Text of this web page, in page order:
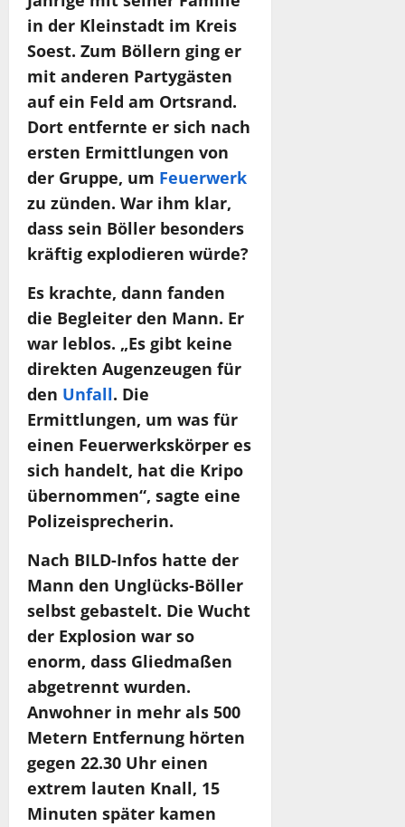
in der Kleinstadt im Kreis
Soest. Zum Böllern ging er
mit anderen Partygästen
auf ein Feld am Ortsrand.
Dort entfernte er sich nach
ersten Ermittlungen von
der Gruppe, um Feuerwerk
zu zünden. War ihm klar,
dass sein Böller besonders
kräftig explodieren würde?
Es krachte, dann fanden
die Begleiter den Mann. Er
war leblos. „Es gibt keine
direkten Augenzeugen für
den Unfall. Die
Ermittlungen, um was für
einen Feuerwerkskörper es
sich handelt, hat die Kripo
übernommen“, sagte eine
Polizeisprecherin.
Nach BILD-Infos hatte der
Mann den Unglücks-Böller
selbst gebastelt. Die Wucht
der Explosion war so
enorm, dass Gliedmaßen
abgetrennt wurden.
Anwohner in mehr als 500
Metern Entfernung hörten
gegen 22.30 Uhr einen
extrem lauten Knall, 15
Minuten später kamen